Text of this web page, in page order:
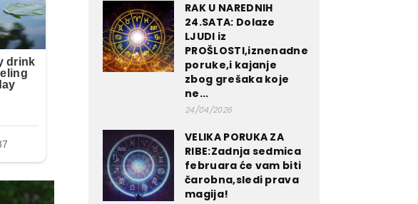
RAK U NAREDNIH
24.SATA: Dolaze
LJUDI iz
PROŠLOSTI,iznenadne
poruke,i kajanje
zbog grešaka koje
ne...
24/04/2026
VELIKA PORUKA ZA
RIBE:Zadnja sedmica
februara će vam biti
čarobna,sledi prava
magija!